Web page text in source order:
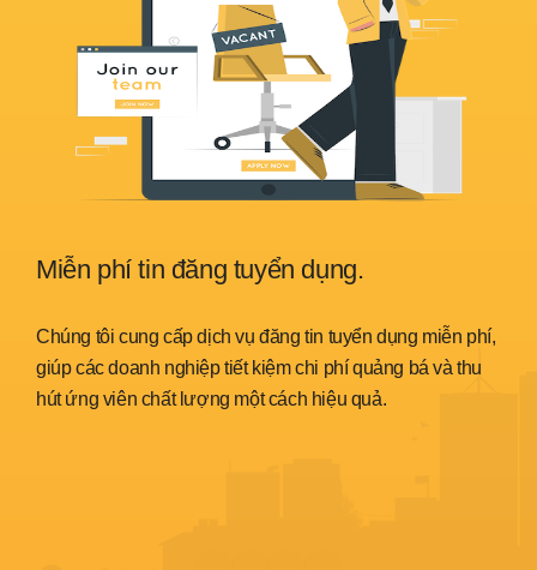
Miễn phí tin đăng tuyển dụng.
Chúng tôi cung cấp dịch vụ đăng tin tuyển dụng miễn phí,
giúp các doanh nghiệp tiết kiệm chi phí quảng bá và thu
hút ứng viên chất lượng một cách hiệu quả.